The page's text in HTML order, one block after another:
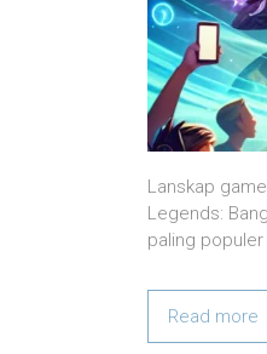
Lanskap
Legends:
paling
Read more